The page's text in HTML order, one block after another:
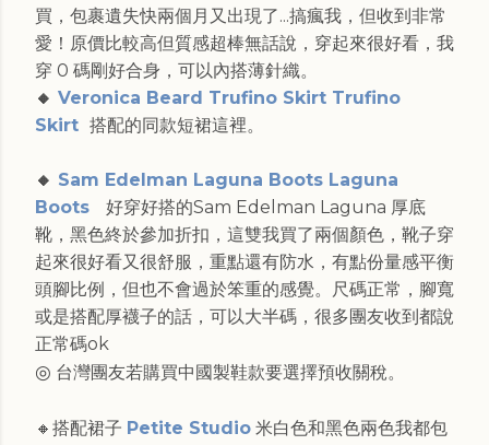
買，包裹遺失快兩個月又出現了...搞瘋我，但收到非常
愛！原價比較高但質感超棒無話說，穿起來很好看，我
穿 0 碼剛好合身，可以內搭薄針織。
🔸 Veronica Beard Trufino Skirt Trufino
Skirt 搭配的同款短裙這裡。
🔸 Sam Edelman Laguna Boots Laguna
Boots
好穿好搭的Sam Edelman Laguna 厚底
靴，黑色終於參加折扣，這雙我買了兩個顏色，靴子穿
起來很好看又很舒服，重點還有防水，有點份量感平衡
頭腳比例，但也不會過於笨重的感覺。尺碼正常，腳寬
或是搭配厚襪子的話，可以大半碼，很多團友收到都說
正常碼ok
◎ 台灣團友若購買中國製鞋款要選擇預收關稅。
🔸搭配裙子 Petite Studio 米白色和黑色兩色我都包